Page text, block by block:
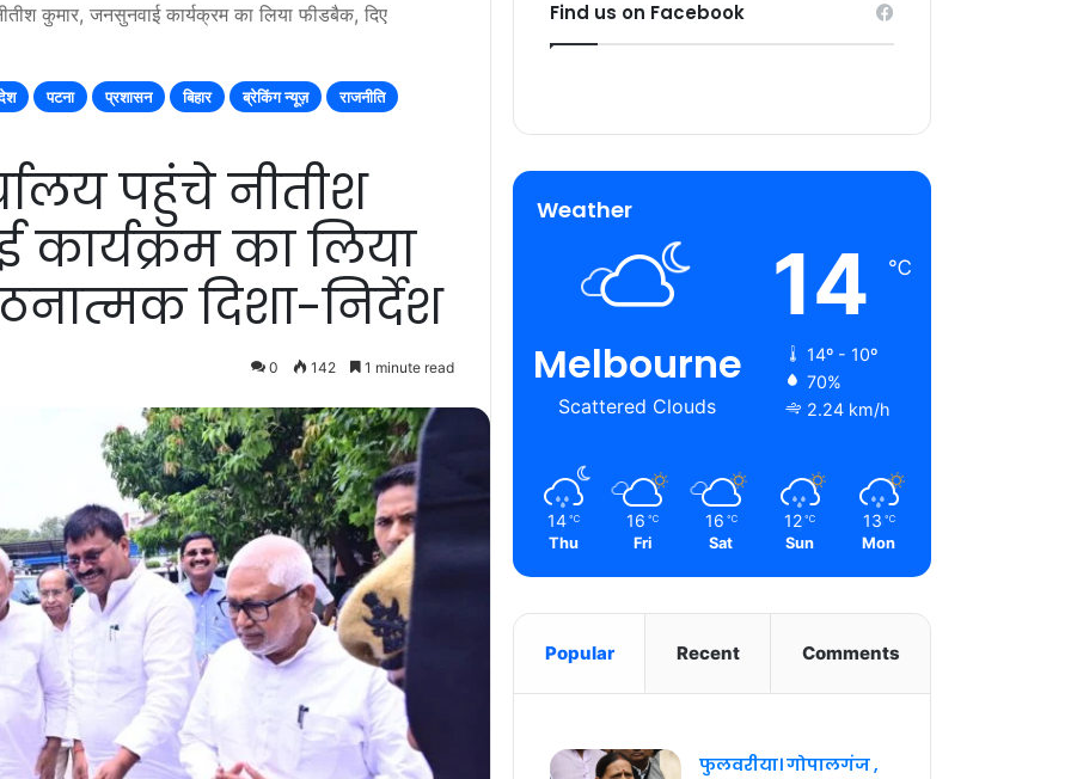
कुमार, जनसुनवाई कार्यक्रम का लिया फीडबैक, दिए
पटना प्रशासन बिहार ब्रेकिंग न्यूज़
राजनीति
पहुंचे नीतीश
का लिया
दिशा-निर्देश
0 142 1 minute read
Find us on Facebook
Weather
Melbourne
Scattered Clouds
14 ℃
14º - 10º
70%
2.24 km/h
14 ℃
Thu
16 ℃
Fri
16 ℃
Sat
12 ℃
Sun
13 ℃
Mon
Popular Recent Comments
फुलवरीया। गोपालगंज ,